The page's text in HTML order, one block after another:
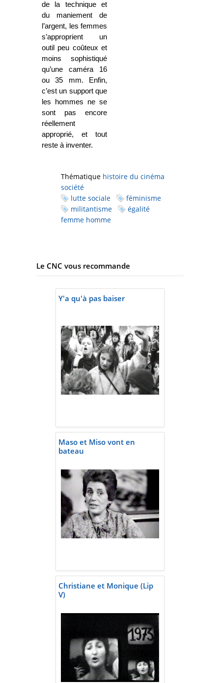
de la technique et
du maniement de
l’argent, les femmes
s’approprient un
outil peu coûteux et
moins sophistiqué
qu’une caméra 16
ou 35 mm. Enfin,
c’est un support que
les hommes ne se
sont pas encore
réellement
approprié, et tout
reste à inventer.
Thématique histoire du cinéma
société
lutte sociale
féminisme
militantisme
égalité
femme homme
Le CNC vous recommande
Y'a qu'à pas baiser
Maso et Miso vont en
bateau
Christiane et Monique (Lip
V)